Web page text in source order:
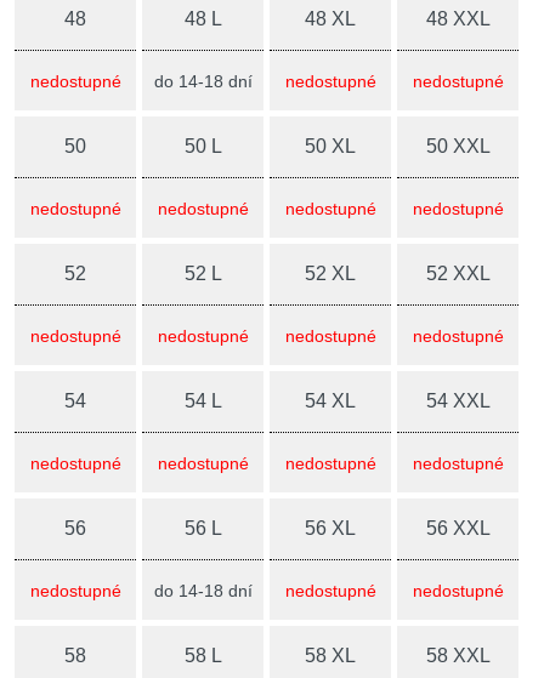
48
nedostupné
48 L
do 14-18 dní
48 XL
nedostupné
48 XXL
nedostupné
50
nedostupné
50 L
nedostupné
50 XL
nedostupné
50 XXL
nedostupné
52
nedostupné
52 L
nedostupné
52 XL
nedostupné
52 XXL
nedostupné
54
nedostupné
54 L
nedostupné
54 XL
nedostupné
54 XXL
nedostupné
56
nedostupné
56 L
do 14-18 dní
56 XL
nedostupné
56 XXL
nedostupné
58 58 L 58 XL 58 XXL